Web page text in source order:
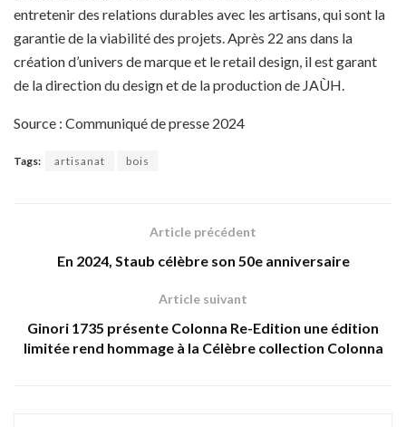
entretenir des relations durables avec les artisans, qui sont la
garantie de la viabilité des projets. Après 22 ans dans la
création d’univers de marque et le retail design, il est garant
de la direction du design et de la production de JAÙH.
Source : Communiqué de presse 2024
Tags: artisanat bois
Article précédent
En 2024, Staub célèbre son 50e anniversaire
Article suivant
Ginori 1735 présente Colonna Re-Edition une édition
limitée rend hommage à la Célèbre collection Colonna